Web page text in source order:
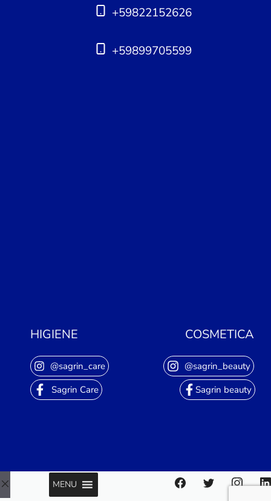
+59822152626
+59899705599
COSMETICA
@sagrin_beauty
Sagrin beauty
HIGIENE
@sagrin_care
Sagrin Care
Close
MENU